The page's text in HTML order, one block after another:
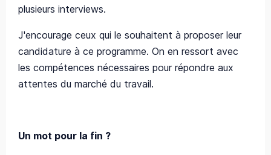
plusieurs interviews.
J'encourage ceux qui le souhaitent à proposer leur
candidature à ce programme. On en ressort avec
les compétences nécessaires pour répondre aux
attentes du marché du travail.
Un mot pour la fin ?